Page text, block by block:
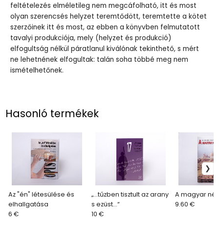
feltételezés elméletileg nem megcáfolható, itt és most
olyan szerencsés helyzet teremtődött, teremtette a kötet
szerzőinek itt és most, az ebben a könyvben felmutatott
tavalyi produkciója, mely (helyzet és produkció)
elfogultság nélkül páratlanul kiválónak tekinthető, s mért
ne lehetnének elfogultak: talán soha többé meg nem
ismételhetőnek.
Hasonló termékek
Az "én" létesülése és
elhallgatása
6 €
„...tűzben tisztult az arany
s ezüst...“
10 €
A magyar
9.60 €